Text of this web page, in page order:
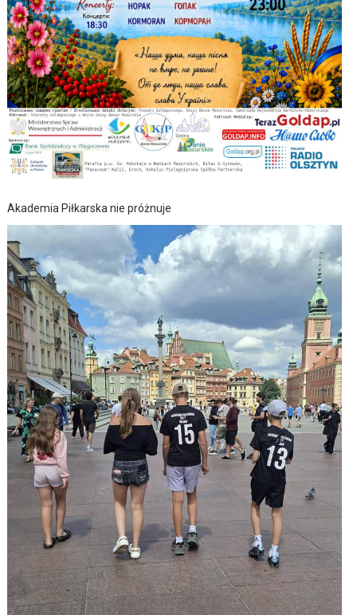
Akademia Piłkarska nie próżnuje